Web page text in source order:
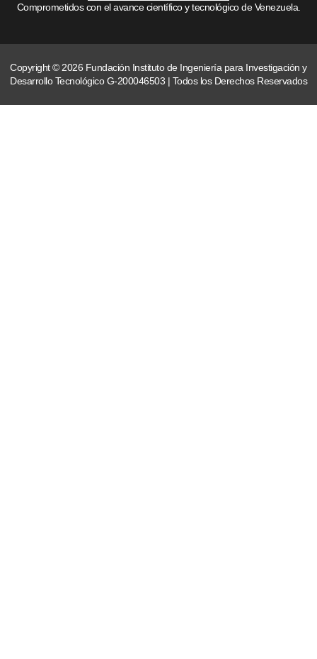
Comprometidos con el avance científico y tecnológico de Venezuela.
Copyright © 2026 Fundación Instituto de Ingeniería para Investigación y
Desarrollo Tecnológico G-200046503 | Todos los Derechos Reservados